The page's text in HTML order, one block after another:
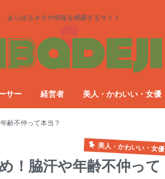
あらゆるネタや情報を網羅するサイト
サー 経営者 美人・かわいい・女優
齢不仲って本当？
美人・かわいい・女優
！脇汗や年齢不仲って